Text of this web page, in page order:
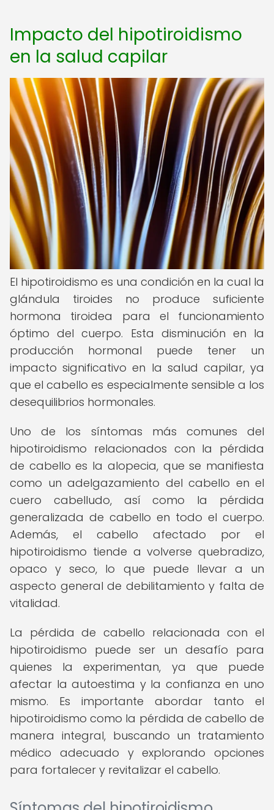
Impacto del hipotiroidismo
en la salud capilar
El hipotiroidismo es una condición en la cual la
glándula tiroides no produce suficiente
hormona tiroidea para el funcionamiento
óptimo del cuerpo. Esta disminución en la
producción hormonal puede tener un
impacto significativo en la salud capilar, ya
que el cabello es especialmente sensible a los
desequilibrios hormonales.
Uno de los síntomas más comunes del
hipotiroidismo relacionados con la pérdida
de cabello es la alopecia, que se manifiesta
como un adelgazamiento del cabello en el
cuero cabelludo, así como la pérdida
generalizada de cabello en todo el cuerpo.
Además, el cabello afectado por el
hipotiroidismo tiende a volverse quebradizo,
opaco y seco, lo que puede llevar a un
aspecto general de debilitamiento y falta de
vitalidad.
La pérdida de cabello relacionada con el
hipotiroidismo puede ser un desafío para
quienes la experimentan, ya que puede
afectar la autoestima y la confianza en uno
mismo. Es importante abordar tanto el
hipotiroidismo como la pérdida de cabello de
manera integral, buscando un tratamiento
médico adecuado y explorando opciones
para fortalecer y revitalizar el cabello.